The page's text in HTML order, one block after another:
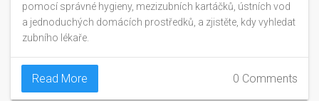
pomocí správné hygieny, mezizubních kartáčků, ústních vod
a jednoduchých domácích prostředků, a zjistěte, kdy vyhledat
zubního lékaře.
Read More 0 Comments